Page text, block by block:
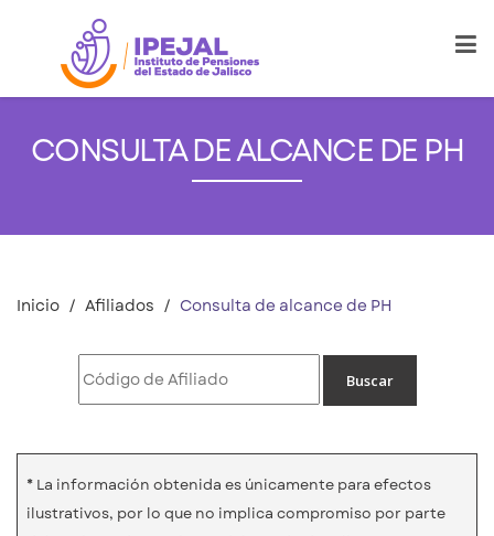
CONSULTA DE ALCANCE DE PH
Inicio Afiliados Consulta de alcance de PH
* La información obtenida es únicamente para efectos
ilustrativos, por lo que no implica compromiso por parte